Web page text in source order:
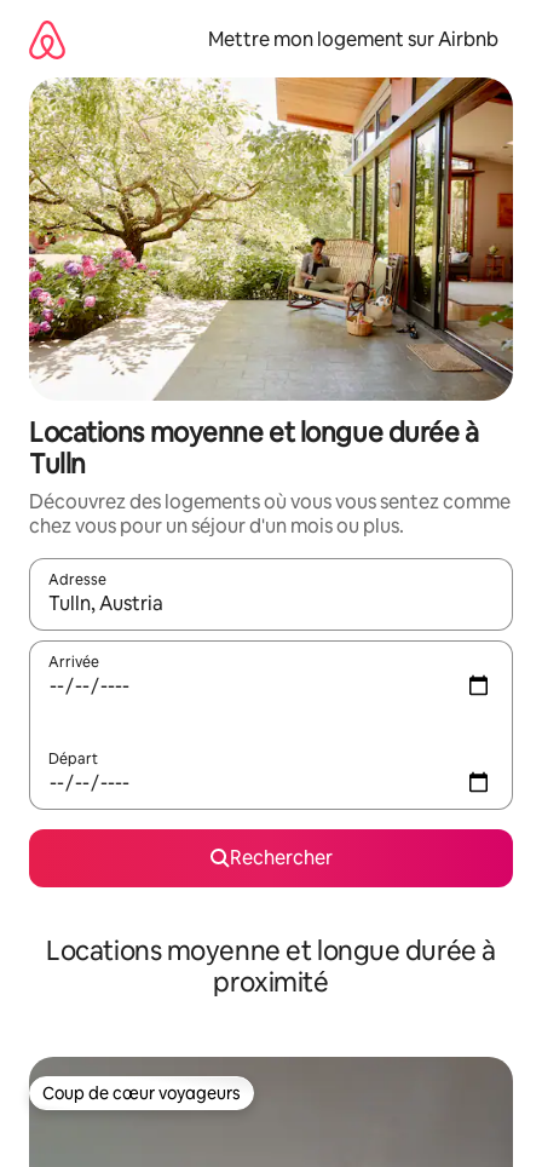
directement
contenu
Mettre mon logement sur Airbnb
Locations moyenne et longue durée à
Tulln
Découvrez des logements où vous vous sentez comme
chez vous pour un séjour d'un mois ou plus.
Adresse
Lorsque les résultats s'affichent, utilisez les flèches vers le
Arrivée
Départ
Rechercher
Locations moyenne et longue durée à
proximité
Coup de cœur voyageurs
Coup de cœur voyageurs